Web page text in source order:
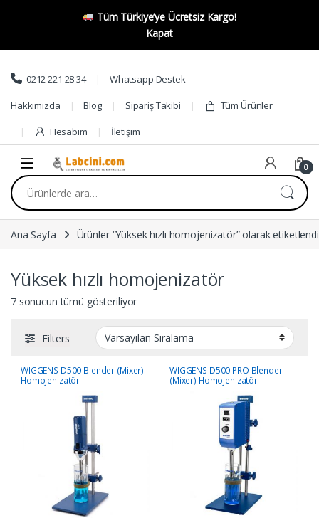
Tüm Türkiye’ye Ücretsiz Kargo!
Kapat
Skip to navigation
Skip to content
0212 221 28 34 Whatsapp Destek
Hakkımızda Blog Sipariş Takibi Tüm Ürünler
Hesabım İletişim
0
Ara:
Ana Sayfa Ürünler “Yüksek hızlı homojenizatör” olarak etiketlendi
Yüksek hızlı homojenizatör
7 sonucun tümü gösteriliyor
Filters
WIGGENS D500 Blender (Mixer)
Homojenizatör
WIGGENS D500 PRO Blender
(Mixer) Homojenizatör